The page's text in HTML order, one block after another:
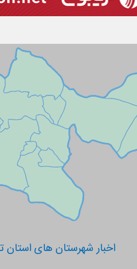
اخبار شهرستان های استان